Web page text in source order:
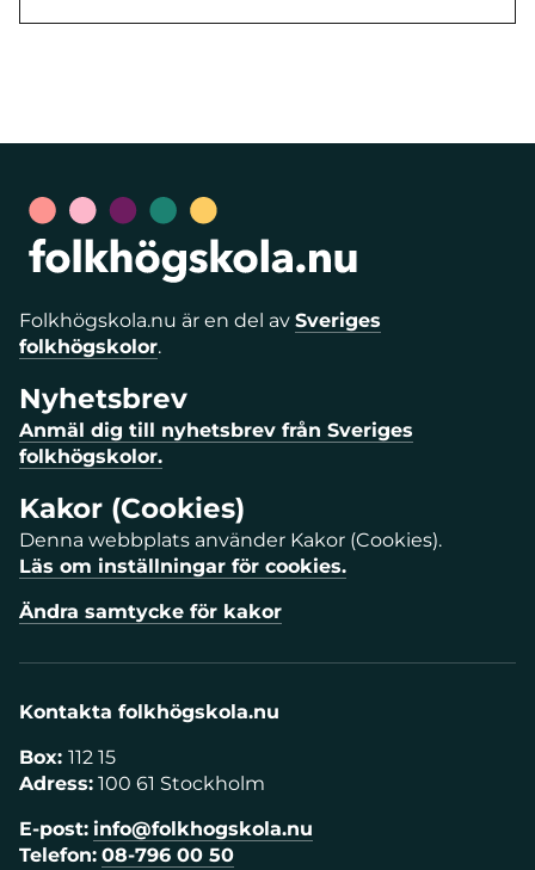
Folkhögskola.nu är en del av Sveriges
folkhögskolor.
Nyhetsbrev
Anmäl dig till nyhetsbrev från Sveriges
folkhögskolor.
Kakor (Cookies)
Denna webbplats använder Kakor (Cookies).
Läs om inställningar för cookies.
Ändra samtycke för kakor
Kontakta folkhögskola.nu
Box: 112 15
Adress: 100 61 Stockholm
E-post: info@folkhogskola.nu
Telefon: 08-796 00 50